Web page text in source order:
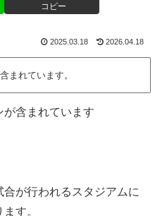
コピー
2025.03.18 2026.04.18
まれています。
が含まれています
が行われるスタジアムに
す。